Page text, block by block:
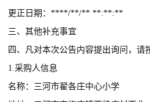
更正日期：****/**/** **:**:**
三、其他补充事宜
四、凡对本次公告内容提出询问，请
1.采购人信息
名称：三河市翟各庄中心小学